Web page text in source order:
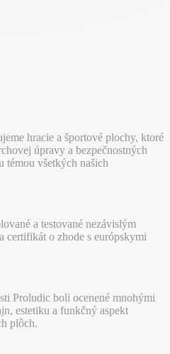
hracie a športové plochy, ktoré
úpravy a bezpečnostných
témou všetkých našich
a testované nezávislým
certifikát o zhode s európskymi
Proludic boli ocenené mnohými
estetiku a funkčný aspekt
plôch.